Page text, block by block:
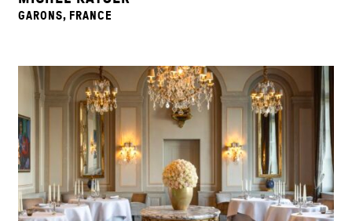
GARONS, FRANCE